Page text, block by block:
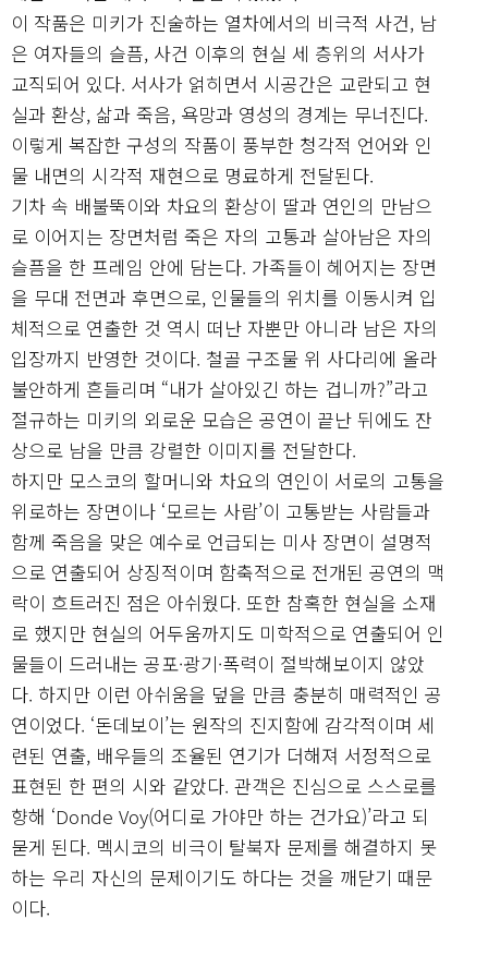
이 작품은 미키가 진술하는 열차에서의 비극적 사건, 남
은 여자들의 슬픔, 사건 이후의 현실 세 층위의 서사가
교직되어 있다. 서사가 얽히면서 시공간은 교란되고 현
실과 환상, 삶과 죽음, 욕망과 영성의 경계는 무너진다.
이렇게 복잡한 구성의 작품이 풍부한 청각적 언어와 인
물 내면의 시각적 재현으로 명료하게 전달된다.
기차 속 배불뚝이와 차요의 환상이 딸과 연인의 만남으
로 이어지는 장면처럼 죽은 자의 고통과 살아남은 자의
슬픔을 한 프레임 안에 담는다. 가족들이 헤어지는 장면
을 무대 전면과 후면으로, 인물들의 위치를 이동시켜 입
체적으로 연출한 것 역시 떠난 자뿐만 아니라 남은 자의
입장까지 반영한 것이다. 철골 구조물 위 사다리에 올라
불안하게 흔들리며 “내가 살아있긴 하는 겁니까?”라고
절규하는 미키의 외로운 모습은 공연이 끝난 뒤에도 잔
상으로 남을 만큼 강렬한 이미지를 전달한다.
하지만 모스코의 할머니와 차요의 연인이 서로의 고통을
위로하는 장면이나 ‘모르는 사람’이 고통받는 사람들과
함께 죽음을 맞은 예수로 언급되는 미사 장면이 설명적
으로 연출되어 상징적이며 함축적으로 전개된 공연의 맥
락이 흐트러진 점은 아쉬웠다. 또한 참혹한 현실을 소재
로 했지만 현실의 어두움까지도 미학적으로 연출되어 인
물들이 드러내는 공포·광기·폭력이 절박해보이지 않았
다. 하지만 이런 아쉬움을 덮을 만큼 충분히 매력적인 공
연이었다. ‘돈데보이’는 원작의 진지함에 감각적이며 세
련된 연출, 배우들의 조율된 연기가 더해져 서정적으로
표현된 한 편의 시와 같았다. 관객은 진심으로 스스로를
향해 ‘Donde Voy(어디로 가야만 하는 건가요)’라고 되
묻게 된다. 멕시코의 비극이 탈북자 문제를 해결하지 못
하는 우리 자신의 문제이기도 하다는 것을 깨닫기 때문
이다.